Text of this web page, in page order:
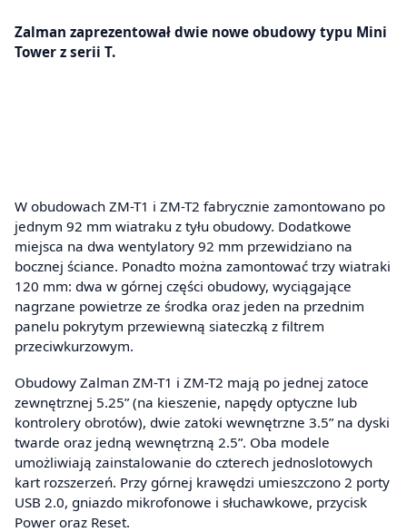
Zalman zaprezentował dwie nowe obudowy typu Mini
Tower z serii T.
W obudowach ZM-T1 i ZM-T2 fabrycznie zamontowano po
jednym 92 mm wiatraku z tyłu obudowy. Dodatkowe
miejsca na dwa wentylatory 92 mm przewidziano na
bocznej ściance. Ponadto można zamontować trzy wiatraki
120 mm: dwa w górnej części obudowy, wyciągające
nagrzane powietrze ze środka oraz jeden na przednim
panelu pokrytym przewiewną siateczką z filtrem
przeciwkurzowym.
Obudowy Zalman ZM-T1 i ZM-T2 mają po jednej zatoce
zewnętrznej 5.25” (na kieszenie, napędy optyczne lub
kontrolery obrotów), dwie zatoki wewnętrzne 3.5” na dyski
twarde oraz jedną wewnętrzną 2.5”. Oba modele
umożliwiają zainstalowanie do czterech jednoslotowych
kart rozszerzeń. Przy górnej krawędzi umieszczono 2 porty
USB 2.0, gniazdo mikrofonowe i słuchawkowe, przycisk
Power oraz Reset.